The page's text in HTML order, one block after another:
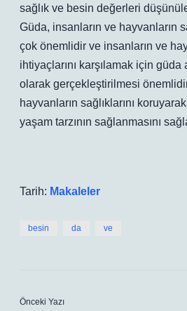
sağlık ve besin değerleri
Güda, insanların ve hayvanların
çok önemlidir ve insanların ve
ihtiyaçlarını karşılamak için güda
olarak gerçekleştirilmesi
hayvanların sağlıklarını
yaşam tarzının sağlanmasını
Tarih: Makaleler
besin da ve
Önceki Yazı